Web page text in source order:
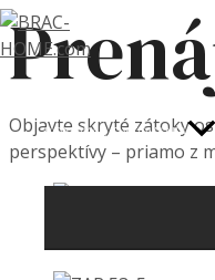
Preskočiť
na
obsah
PONUKA UBYTOVANIA
Objavte skryté zátoky
perspektívy – priamo z